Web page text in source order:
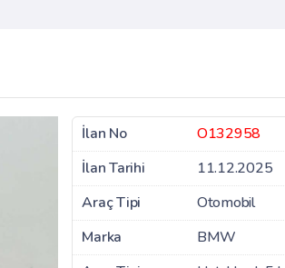
İlan No
O132958
İlan Tarihi
11.12.2025
Araç Tipi
Otomobil
Marka
BMW